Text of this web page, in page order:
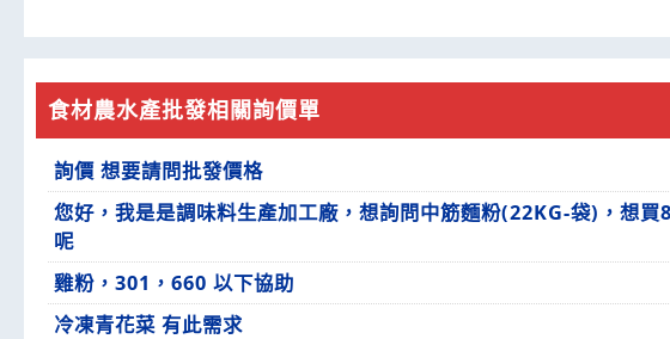
食材農水產批發相關詢價單
詢價 想要請問批發價格
您好，我是是調味料生產加工廠，想詢問中筋麵粉(22KG-袋)，想買
呢
雞粉，301，660 以下協助
冷凍青花菜 有此需求